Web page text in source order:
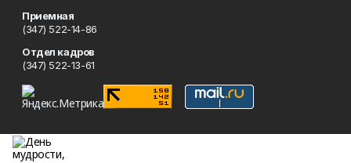
Приемная
(347) 522-14-86
Отдел кадров
(347) 522-13-61